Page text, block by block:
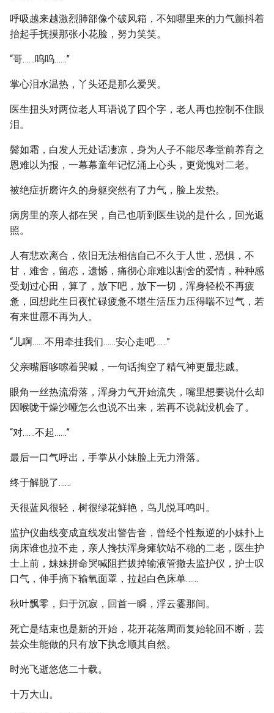
呼吸越来越激烈肺部像个破风箱，不知哪里来的力气颤抖着
抬起手抚摸那张小花脸，努力笑笑。
“哥……呜呜……”
掌心泪水温热，丫头还是那么爱哭。
医生扭头对两位老人耳语说了四个字，老人再也控制不住眼
泪。
鬓如霜，白发人无处话凄凉，身为人子不能尽孝堂前养育之
恩难以为报，一幕幕童年记忆涌上心头，更觉愧对二老。
被绝症折磨许久的身躯突然有了力气，脸上发热。
病房里的亲人都在哭，自己也听到医生说的是什么，回光返
照。
人有悲欢离合，依旧无法相信自己不久于人世，恐惧，不
甘，难舍，留恋，遗憾，痛彻心扉难以割舍的爱情，种种感
受划过心田，算了，放下吧，放下一切，浑身轻松不再疲
惫，回想此生日夜忙碌疲惫不堪生活压力压得喘不过气，若
有来世愿不再为人。
“儿啊……不用牵挂我们……安心走吧……”
父亲嘴唇哆嗦着哭喊，一句话掏空了精气神更显悲戚。
眼角一丝热流滑落，浑身力气开始流失，嘴里想要说什么却
因喉咙干燥沙哑怎么也说不出来，若再不说就没机会了。
“对……不起……”
最后一口气呼出，手掌从小妹脸上无力滑落。
终于解脱了……
天很蓝风很轻，树很绿花鲜艳，鸟儿悦耳鸣叫。
监护仪曲线变成直线发出警告音，曾经个性叛逆的小妹扑上
病床谁也拉不走，亲人搀扶浑身瘫软站不稳的二老，医生护
士上前，妹妹拼命哭喊阻拦拔掉输液管撤去监护仪，护士叹
口气，伸手摘下输氧面罩，拉起白色床单……
秋叶飘零，归于沉寂，回首一瞬，浮云霎那间。
死亡是结束也是新的开始，花开花落周而复始轮回不断，芸
芸众生能做的只有放下执念顺其自然。
时光飞逝悠悠二十载。
十万大山。